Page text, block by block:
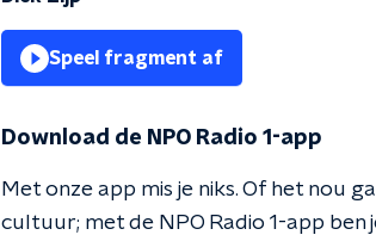
Speel fragment af
Download de NPO Radio 1-app
Met onze app mis je niks. Of het nou
cultuur; met de NPO Radio 1-app